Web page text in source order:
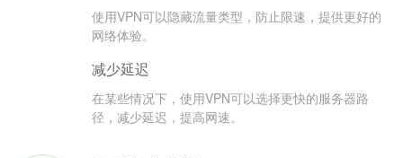
使用VPN可以隐藏流量类型，防止限速，提供更好的
网络体验。
减少延迟
在某些情况下，使用VPN可以选择更快的服务器路
径，减少延迟，提高网速。